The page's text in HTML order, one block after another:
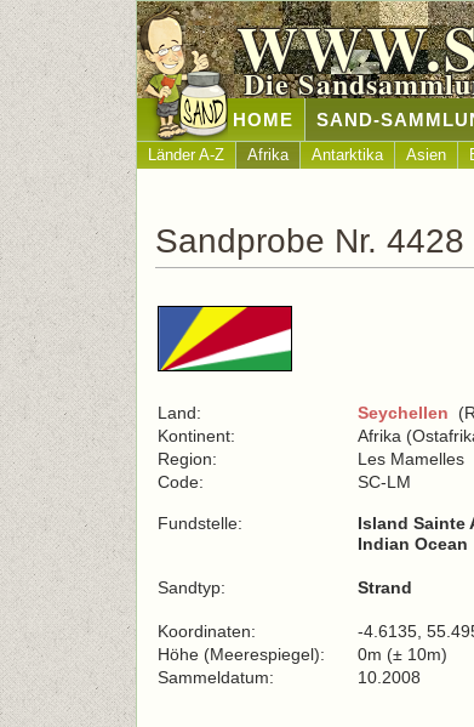
Die
HOME SAND-
Länder A-Z Afrika Antarktika Asien
Sandprobe Nr.
Land: Seychellen
Kontinent:
Afrika
Region:
Les Mamelles
Code:
SC-LM
Fundstelle:
Island Sainte
Indian Ocean
Sandtyp: Strand
Koordinaten:
-4.6135,
Höhe (Meerespiegel):
0m (± 10m)
Sammeldatum:
10.2008